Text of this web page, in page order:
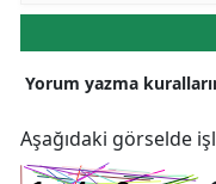
Yorum yazma
Aşağıdaki görselde